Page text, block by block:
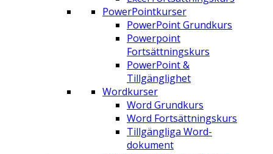
PowerPointkurser
PowerPoint Grundkurs
Powerpoint
Fortsättningskurs
PowerPoint &
Tillgänglighet
Wordkurser
Word Grundkurs
Word Fortsättningskurs
Tillgängliga Word-
dokument